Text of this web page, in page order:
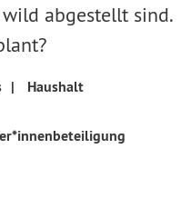
abgestellt sind.
|
Haushalt